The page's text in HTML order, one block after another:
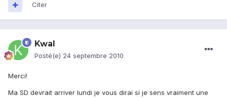
Citer
Kwal
Posté(e) 24 septembre 2010
Merci!
Ma SD devrait arriver lundi je vous dirai si je sens vraiment une